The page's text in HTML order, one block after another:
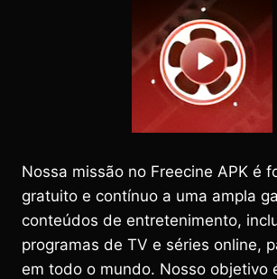
Nossa missão no Freecine APK é
gratuito e contínuo a uma ampla
conteúdos de entretenimento,
programas de TV e séries online,
em todo o mundo. Nosso objetivo